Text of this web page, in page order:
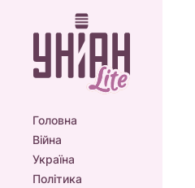
Головна
Війна
Україна
Політика